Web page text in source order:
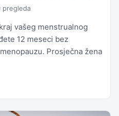
pregleda
vašeg menstrualnog
12 meseci bez
Prosječna žena